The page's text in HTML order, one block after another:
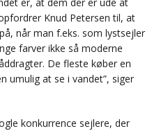
Knud Petersen til, at
når man f.eks. som lystsejler
farver ikke så moderne
De fleste køber en
umulig at se i vandet”, siger
konkurrence sejlere, der